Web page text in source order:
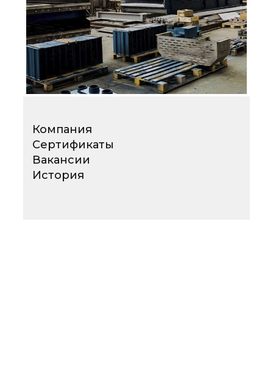
Компания
Сертификаты
Вакансии
История